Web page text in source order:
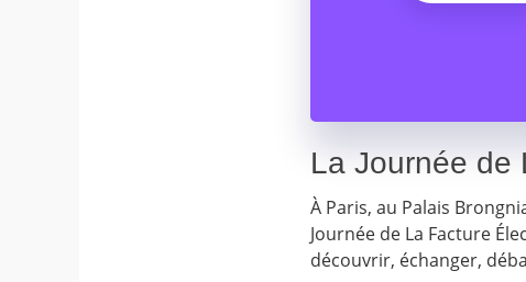
La Journée de
À Paris, au Palais
Journée de La Facture
découvrir, échanger,